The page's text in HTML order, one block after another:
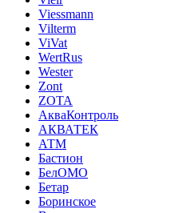
Viessmann
Vilterm
ViVat
WertRus
Wester
Zont
ZOTA
АкваКонтроль
АКВАТЕК
АТМ
Бастион
БелОМО
Бетар
Боринское